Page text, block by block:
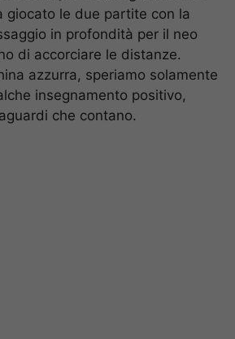
giocato le due partite con la
in profondità per il neo
di accorciare le distanze.
azzurra, speriamo solamente
insegnamento positivo,
che contano.